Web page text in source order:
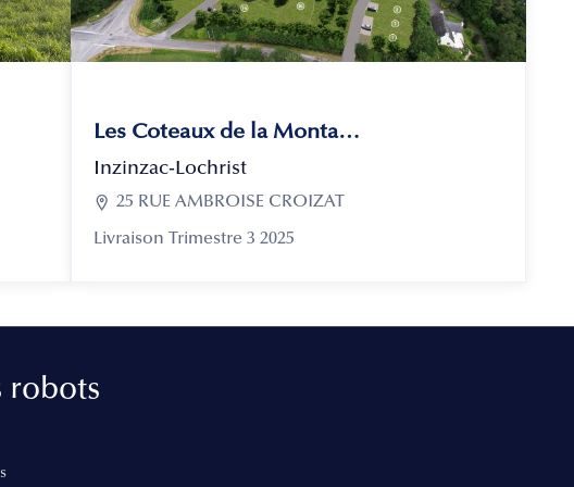
Les Coteaux de la Montagne
Inzinzac-Lochrist
 25 RUE AMBROISE CROIZAT
Livraison Trimestre 3 2025
robots